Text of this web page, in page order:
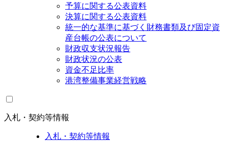
予算に関する公表資料
決算に関する公表資料
統一的な基準に基づく財務書類及び固定資
産台帳の公表について
財政収支状況報告
財政状況の公表
資金不足比率
港湾整備事業経営戦略
入札・契約等情報
入札・契約等情報